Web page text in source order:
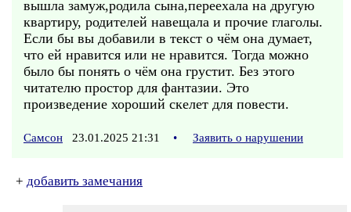
вышла замуж,родила сына,переехала на другую
квартиру, родителей навещала и прочие глаголы.
Если бы вы добавили в текст о чём она думает,
что ей нравится или не нравится. Тогда можно
было бы понять о чём она грустит. Без этого
читателю простор для фантазии. Это
произведение хороший скелет для повести.
Самсон 23.01.2025 21:31 • Заявить о нарушении
+ добавить замечания